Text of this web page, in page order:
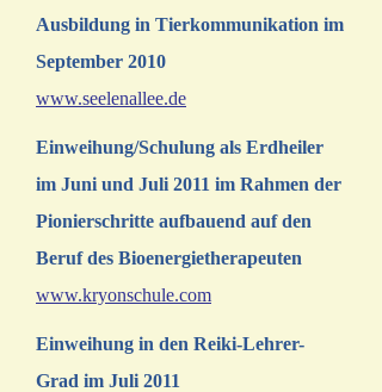
Ausbildung in Tierkommunikation im
September 2010
www.seelenallee.de
Einweihung/Schulung als Erdheiler
im Juni und Juli 2011 im Rahmen der
Pionierschritte aufbauend auf den
Beruf des Bioenergietherapeuten
www.kryonschule.com
Einweihung in den Reiki-Lehrer-
Grad im Juli 2011